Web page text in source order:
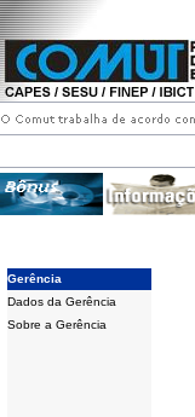
Gerência
Dados da Gerência
Sobre a Gerência